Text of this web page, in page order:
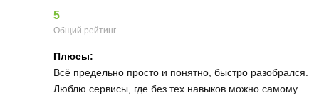
5
Общий рейтинг
Плюсы:
Всё предельно просто и понятно, быстро разобрался.
Люблю сервисы, где без тех навыков можно самому